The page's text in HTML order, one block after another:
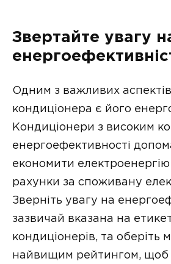
Звертайте увагу
Одним з важливих
кондиціонера є його
Кондиціонери з високим
енергоефективності
економити
рахунки за споживану
Зверніть увагу на
зазвичай вказана на
кондиціонерів, та оберіть
найвищим рейтингом, щоб